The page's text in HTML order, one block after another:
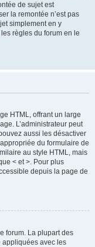
de sujet est
la remontée n’est pas
simplement en y
règles du forum en le
HTML, offrant un large
L’administrateur peut
aussi les désactiver
du formulaire de
au style HTML, mais
< et >. Pour plus
depuis la page de
forum. La plupart des
appliquées avec les